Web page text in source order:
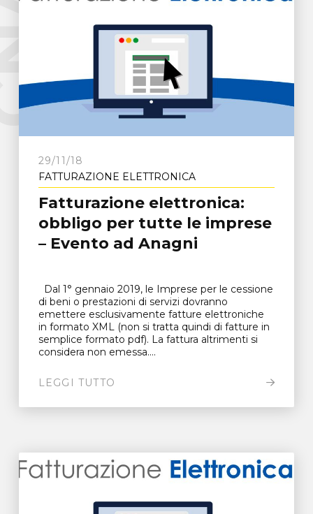
29/11/18
FATTURAZIONE ELETTRONICA
Fatturazione elettronica:
obbligo per tutte le imprese
– Evento ad Anagni
Dal 1° gennaio 2019, le Imprese per le cessione
di beni o prestazioni di servizi dovranno
emettere esclusivamente fatture elettroniche
in formato XML (non si tratta quindi di fatture in
semplice formato pdf). La fattura altrimenti si
considera non emessa....
LEGGI TUTTO